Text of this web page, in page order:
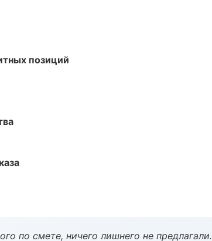
позиций
по смете, ничего лишнего не предлагали.